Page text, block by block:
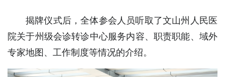
揭牌仪式后，全体参会人员听取了文山州人民医
院关于州级会诊转诊中心服务内容、职责职能、域外
专家地图、工作制度等情况的介绍。